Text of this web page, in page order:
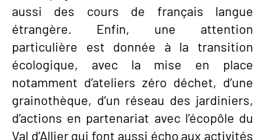
aussi des cours de français langue
étrangère. Enfin, une attention
particulière est donnée à la transition
écologique, avec la mise en place
notamment d’ateliers zéro déchet, d’une
grainothèque, d’un réseau des jardiniers,
d’actions en partenariat avec l’écopôle du
Val d’Allier qui font aussi écho aux activités